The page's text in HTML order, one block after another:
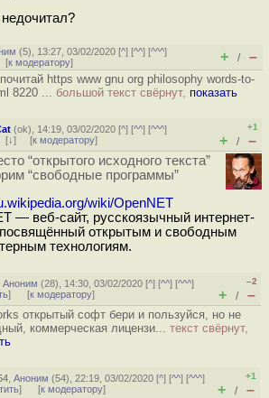
(5), 13:27, 03/02/2020 [^] [^^] [^^^]
[к модератору] + / –
https www gnu org philosophy words-to-
8220 ... большой текст свёрнут, показать
(ok), 14:19, 03/02/2020 [^] [^^] [^^^]
[↓] [к модератору]
+1
+ / –
“открытого исходного текста”
“свободные программы”
wiki/OpenNET
— веб-сайт, русскоязычный интернет-
посвящённый открытым и свободным
технологиям.
,Аноним (28), 14:30, 03/02/2020 [^] [^^] [^^^]
] [к модератору]
–2
+ / –
открытый софт бери и пользуйся, но не
коммерческая лицензи... текст свёрнут,
,Аноним (54), 22:19, 03/02/2020 [^] [^^] [^^^]
] [к модератору]
+1
+ / –